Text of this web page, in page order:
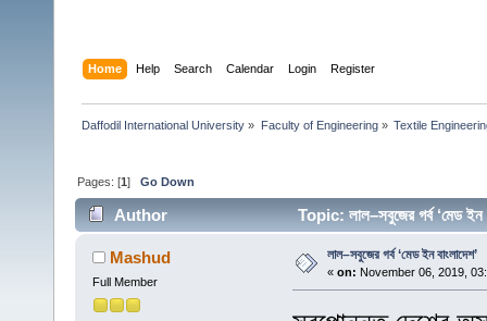
Home Help Search Calendar Login Register
Daffodil International University » Faculty of Engineering» Textile
Pages: [1]Go Down
Author Topic: লাল–সবুজের গর্ব ‘মেড
Mashud
Full Member
লাল–সবুজের গর্ব ‘মেড ইন বাংলাদেশ’
« on: November 06, 2019,